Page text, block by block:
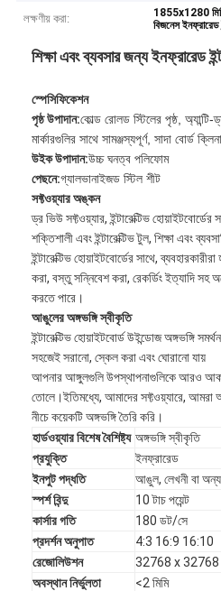
লক্ষণীয় করা:
1855x1280 মিমি
বিজনেস ইনফ্রারেড
শিক্ষা এবং ব্যবসার জন্য ইনফ্রারেড
স্পেসিফিকেশন
পৃষ্ঠ উপাদান:কোল্ড রোলড স্টিলের পৃষ্ঠ,
মার্কারগুলির সাথে সামঞ্জস্যপূর্ণ, সাদা বোর্ড
উইক উপাদান:উচ্চ ঘনত্ব পলিফোম
পেছনে:গ্যালভানাইজড স্টিল শীট
সফ্টওয়্যার অঙ্কন
ড্র ভিউ সফ্টওয়্যার, ইন্টারেক্টিভ
শক্তিশালী এবং ইন্টারেক্টিভ টুল, শিক্ষা এবং
ইন্টারেক্টিভ হোয়াইটবোর্ডের সাথে,
করা, বস্তু সন্নিবেশ করা, রেকর্ডিং ইত্যাদি সহ
করতে পারে।
আঙুলের অঙ্গভঙ্গি স্বীকৃতি
ইন্টারেক্টিভ হোয়াইটবোর্ড উইন্ডোজ অঙ্গভঙ্গি
সহজেই সরানো, স্কেল করা এবং ঘোরানো যায়
আপনার আঙ্গুলগুলি উপস্থাপনাগুলিকে আরও
তোলে।ইতিমধ্যে, আমাদের সফ্টওয়্যারে, আমরা
নীচে কয়েকটি অঙ্গভঙ্গি তৈরি করি।
হার্ডওয়্যার বিশেষ বৈশিষ্ট্য অঙ্গভঙ্গি স্বীকৃতি
প্রযুক্তি
ইনফ্রারেড
ইনপুট পদ্ধতি
আঙুল, লেখনী বা
স্পর্শ বিন্দু
10 টাচ পয়েন্ট
কার্সার গতি
180 ডট/সে
প্রদর্শন অনুপাত
4:3 16:9 16:10
রেজোলিউশন
32768 x 32768
অবস্থান নির্ভুলতা
<2 মিমি